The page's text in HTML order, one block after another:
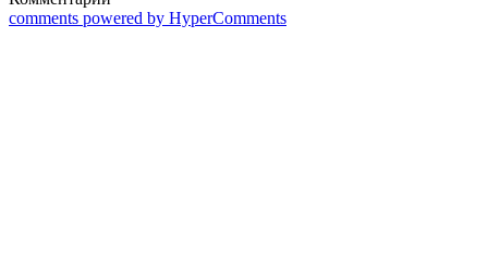
comments powered by HyperComments